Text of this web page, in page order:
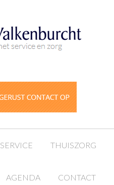
SERVICE THUISZORG
AGENDA CONTACT